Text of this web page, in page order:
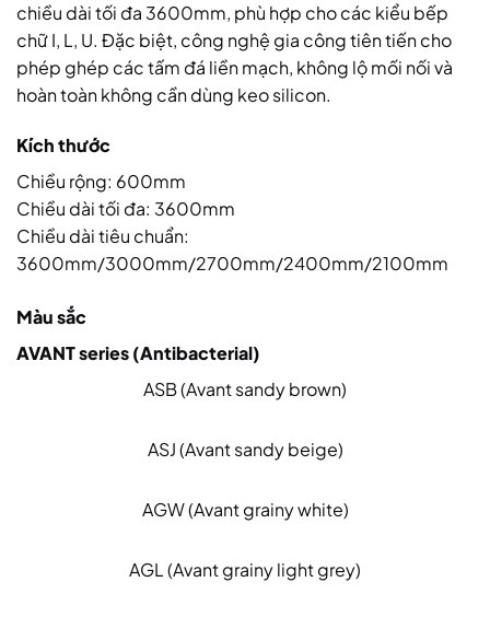
chiều dài tối đa 3600mm, phù hợp cho các kiểu bếp
chữ I, L, U. Đặc biệt, công nghệ gia công tiên tiến cho
phép ghép các tấm đá liền mạch, không lộ mối nối và
hoàn toàn không cần dùng keo silicon.
Kích thước
Chiều rộng: 600mm
Chiều dài tối đa: 3600mm
Chiều dài tiêu chuẩn:
3600mm/3000mm/2700mm/2400mm/2100mm
Màu sắc
AVANT series (Antibacterial)
ASB (Avant sandy brown)
ASJ (Avant sandy beige)
AGW (Avant grainy white)
AGL (Avant grainy light grey)